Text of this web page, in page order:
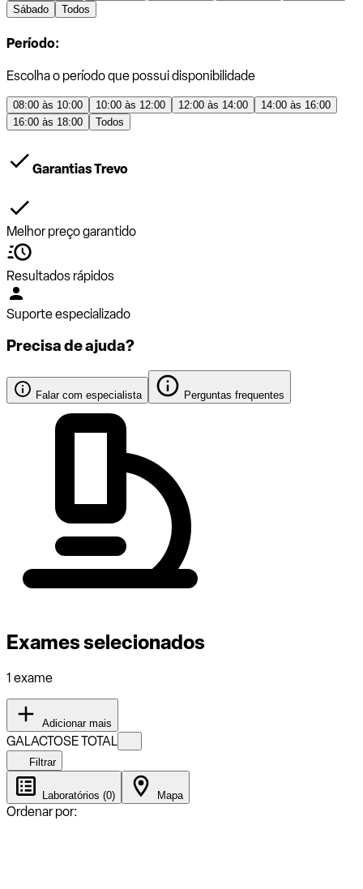
Sábado
Todos
Período:
Escolha o período que possui disponibilidade
08:00 às 10:00 10:00 às 12:00 12:00 às 14:00
14:00 às 16:00
16:00 às 18:00
Todos
Garantias Trevo
Melhor preço garantido
Resultados rápidos
Suporte especializado
Precisa de ajuda?
Falar com especialista Perguntas frequentes
Exames selecionados
1 exame
Adicionar mais
GALACTOSE TOTAL
Filtrar
Laboratórios (0) Mapa
Ordenar por: